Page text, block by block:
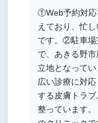
①Web予約対応
えており、忙
です。②駐車場
で、あきる野
立地となって
広い診療に対
する皮膚トラ
整っています